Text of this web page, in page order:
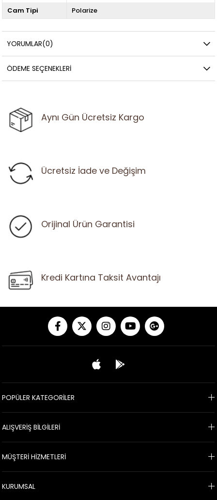
Cam Tipi
Polarize
YORUMLAR(0)
ÖDEME SEÇENEKLERI
Aynı Gün Ücretsiz Kargo
Ücretsiz İade ve Değişim
Orijinal Ürün Garantisi
Kredi Kartına Taksit Avantajı
POPÜLER KATEGORİLER
ALIŞVERİŞ BİLGİLERİ
MÜŞTERİ HİZMETLERİ
KURUMSAL